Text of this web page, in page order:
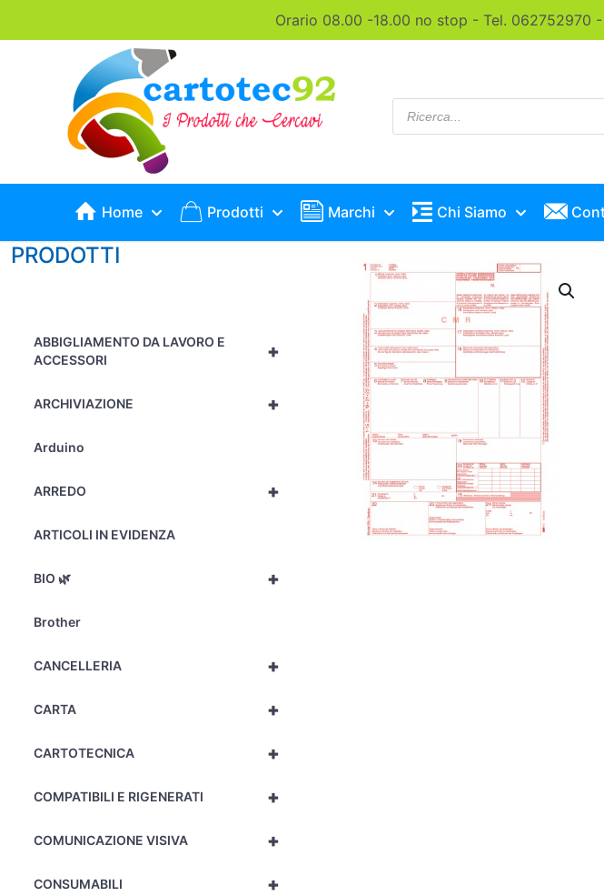
Orario 08.00 -18.00 no stop - Tel. 062752970
Products
search
Home Prodotti Marchi Chi Siamo
PRODOTTI
+
ABBIGLIAMENTO DA LAVORO E
ACCESSORI
+
ARCHIVIAZIONE
Arduino
+
ARREDO
ARTICOLI IN EVIDENZA
+
BIO 🌿
Brother
+
CANCELLERIA
+
CARTA
+
CARTOTECNICA
+
COMPATIBILI E RIGENERATI
+
COMUNICAZIONE VISIVA
+
CONSUMABILI